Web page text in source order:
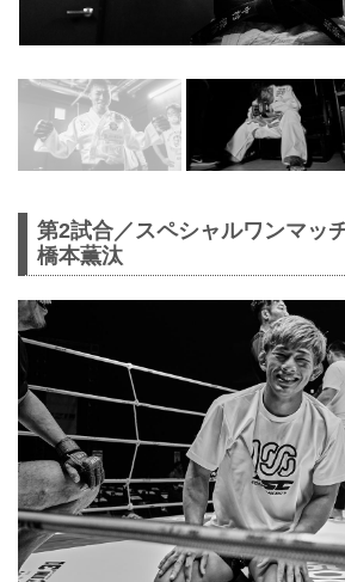
第2試合／スペシャルワンマッ
橋本薫汰